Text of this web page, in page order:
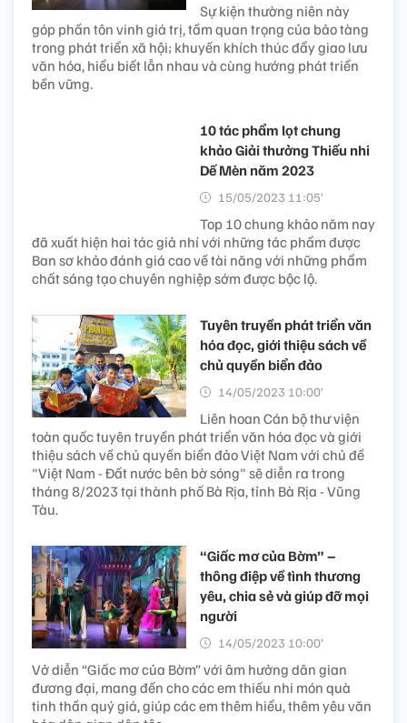
Sự kiện thường niên này
góp phần tôn vinh giá trị, tầm quan trọng của bảo tàng
trong phát triển xã hội; khuyến khích thúc đẩy giao lưu
văn hóa, hiểu biết lẫn nhau và cùng hướng phát triển
bền vững.
10 tác phẩm lọt chung
khảo Giải thưởng Thiếu nhi
Dế Mèn năm 2023
15/05/2023 11:05’
Top 10 chung khảo năm nay
đã xuất hiện hai tác giả nhí với những tác phẩm được
Ban sơ khảo đánh giá cao về tài năng với những phẩm
chất sáng tạo chuyên nghiệp sớm được bộc lộ.
Tuyên truyền phát triển văn
hóa đọc, giới thiệu sách về
chủ quyền biển đảo
14/05/2023 10:00’
Liên hoan Cán bộ thư viện
toàn quốc tuyên truyền phát triển văn hóa đọc và giới
thiệu sách về chủ quyền biển đảo Việt Nam với chủ đề
"Việt Nam - Đất nước bên bờ sóng" sẽ diễn ra trong
tháng 8/2023 tại thành phố Bà Rịa, tỉnh Bà Rịa - Vũng
Tàu.
“Giấc mơ của Bờm” –
thông điệp về tình thương
yêu, chia sẻ và giúp đỡ mọi
người
14/05/2023 10:00’
Vở diễn “Giấc mơ của Bờm” với âm hưởng dân gian
đương đại, mang đến cho các em thiếu nhi món quà
tinh thần quý giá, giúp các em thêm hiểu, thêm yêu văn